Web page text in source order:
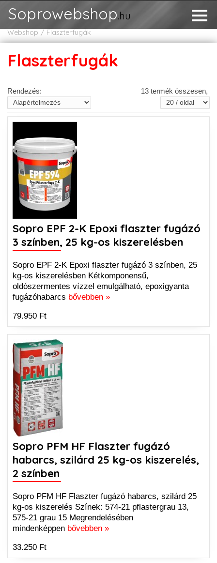
Soprowebshop.hu
Webshop Flaszterfugák
Flaszterfugák
Rendezés: 13 termék összesen,
Sopro EPF 2-K Epoxi flaszter fugázó
3 színben, 25 kg-os kiszerelésben
Sopro EPF 2-K Epoxi flaszter fugázó 3 színben, 25
kg-os kiszerelésben Kétkomponensű,
oldószermentes vízzel emulgálható, epoxigyanta
fugázóhabarcs bővebben »
79.950 Ft
Sopro PFM HF Flaszter fugázó
habarcs, szilárd 25 kg-os kiszerelés,
2 színben
Sopro PFM HF Flaszter fugázó habarcs, szilárd 25
kg-os kiszerelés Színek: 574-21 pflastergrau 13,
575-21 grau 15 Megrendelésében
mindenképpen bővebben »
33.250 Ft